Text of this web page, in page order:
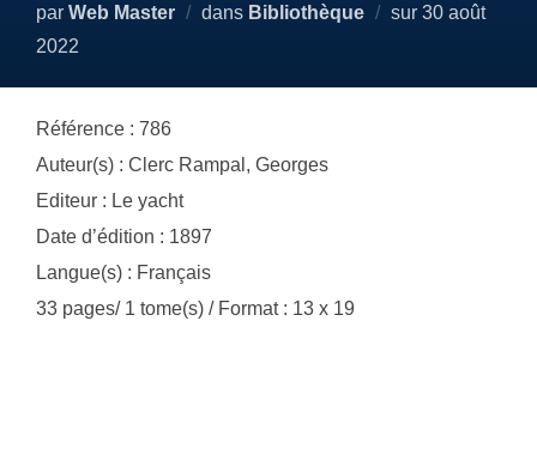
par Web Master dans Bibliothèque sur Publié
30 août
2022
Référence : 786
Auteur(s) : Clerc Rampal, Georges
Editeur : Le yacht
Date d’édition : 1897
Langue(s) : Français
33 pages/ 1 tome(s) / Format : 13 x 19